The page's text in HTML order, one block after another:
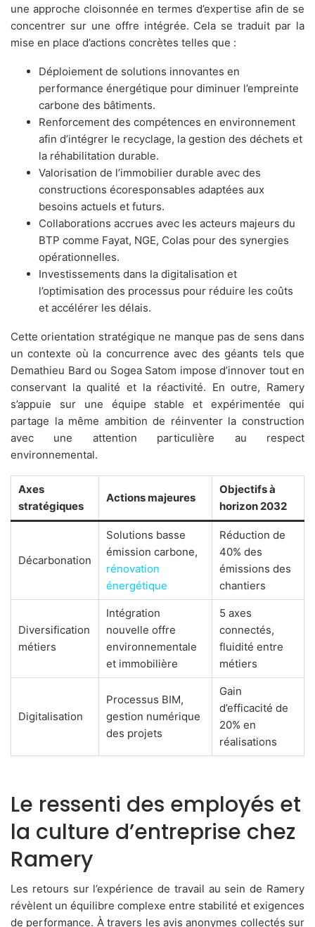
une approche cloisonnée en termes d’expertise afin de se
concentrer sur une offre intégrée. Cela se traduit par la
mise en place d’actions concrètes telles que :
Déploiement de solutions innovantes en
performance énergétique pour diminuer l’empreinte
carbone des bâtiments.
Renforcement des compétences en environnement
afin d’intégrer le recyclage, la gestion des déchets et
la réhabilitation durable.
Valorisation de l’immobilier durable avec des
constructions écoresponsables adaptées aux
besoins actuels et futurs.
Collaborations accrues avec les acteurs majeurs du
BTP comme Fayat, NGE, Colas pour des synergies
opérationnelles.
Investissements dans la digitalisation et
l’optimisation des processus pour réduire les coûts
et accélérer les délais.
Cette orientation stratégique ne manque pas de sens dans
un contexte où la concurrence avec des géants tels que
Demathieu Bard ou Sogea Satom impose d’innover tout en
conservant la qualité et la réactivité. En outre, Ramery
s’appuie sur une équipe stable et expérimentée qui
partage la même ambition de réinventer la construction
avec une attention particulière au respect
environnemental.
Axes
stratégiques
Actions majeures
Objectifs à
horizon 2032
Décarbonation
Solutions basse
émission carbone,
rénovation
énergétique
Réduction de
40% des
émissions des
chantiers
Diversification
métiers
Intégration
nouvelle offre
environnementale
et immobilière
5 axes
connectés,
fluidité entre
métiers
Digitalisation
Processus BIM,
gestion numérique
des projets
Gain
d’efficacité de
20% en
réalisations
Le ressenti des employés et
la culture d’entreprise chez
Ramery
Les retours sur l’expérience de travail au sein de Ramery
révèlent un équilibre complexe entre stabilité et exigences
de performance. À travers les avis anonymes collectés sur